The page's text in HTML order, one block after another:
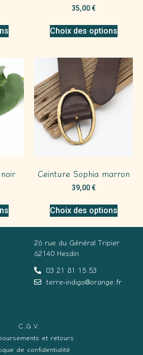
35,00€
Choix des options
Ceinture Sophia marron
39,00€
Choix des options
26 rue du Général Tripier
62140 Hesdin
03 21 81 15 53
terre-indigo@orange.fr
C.G.V.
et retours
de confidentialité